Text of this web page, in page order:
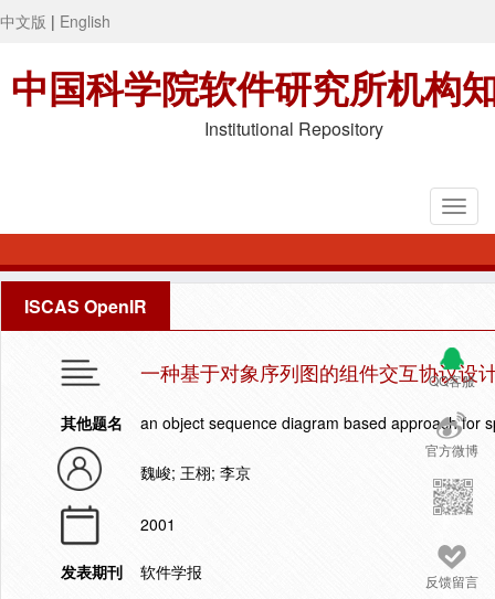
中文版 | English
中国科学院软件研究所机构
Institutional Repository
ISCAS OpenIR
QQ客服
官方微博
反馈留言
一种基于对象序列图的组件交互协议设
其他题名 an object sequence diagram based approach for
魏峻; 王栩; 李京
2001
发表期刊
软件学报